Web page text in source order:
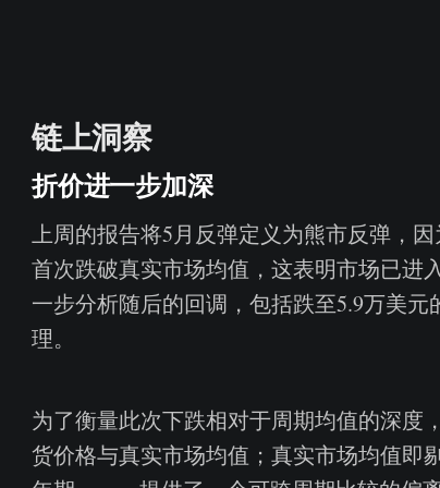
链上洞察
折价进一步加深
上周的报告将5月反弹定义为熊市反弹，
首次跌破真实市场均值，这表明市场已进
一步分析随后的回调，包括跌至5.9万美
理。
为了衡量此次下跌相对于周期均值的深度
货价格与真实市场均值；真实市场均值即